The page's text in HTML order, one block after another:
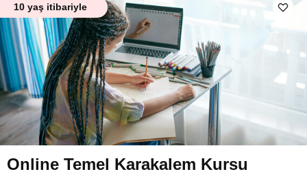
10 yaş itibariyle
Online Temel Karakalem Kursu